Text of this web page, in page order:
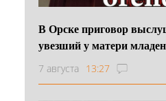
В Орске приговор
увезший у матери
7 августа 13:27